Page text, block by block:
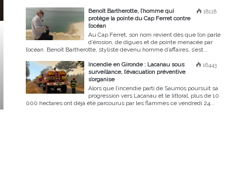
18118
Benoît Bartherotte, l’homme qui
protège la pointe du Cap Ferret contre
l’océan
Au Cap Ferret, son nom revient dès que l’on parle
d’érosion, de digues et de pointe menacée par
l’océan. Benoît Bartherotte, styliste devenu homme d’affaires, s’est...
16443
Incendie en Gironde : Lacanau sous
surveillance, l’évacuation préventive
s’organise
Alors que l’incendie parti de Saumos poursuit sa
progression vers Lacanau et le littoral, plus de 10
000 hectares ont déjà été parcourus par les flammes ce vendredi 24...